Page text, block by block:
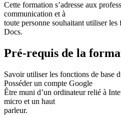
Cette formation s’adresse aux
communication et à
toute personne souhaitant utiliser
Docs.
Pré-requis de la
Savoir utiliser les fonctions de base
Posséder un compte Google
Être muni d’un ordinateur relié à
micro et un haut
parleur.